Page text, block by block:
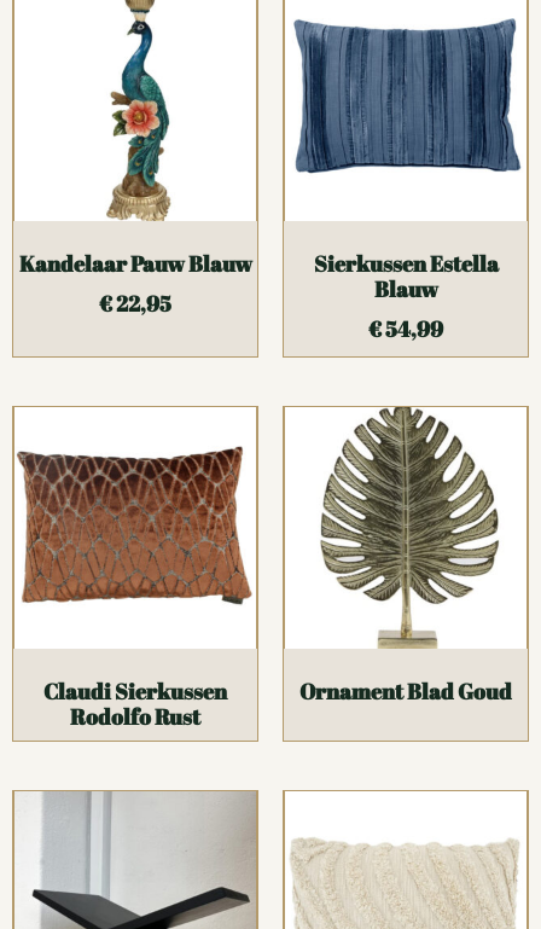
Kandelaar Pauw Blauw
€22,95
Sierkussen Estella
Blauw
€54,99
Claudi Sierkussen
Rodolfo Rust
Ornament Blad Goud